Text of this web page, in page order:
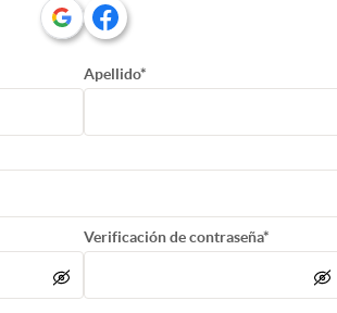
Apellido*
Verificación de contraseña*